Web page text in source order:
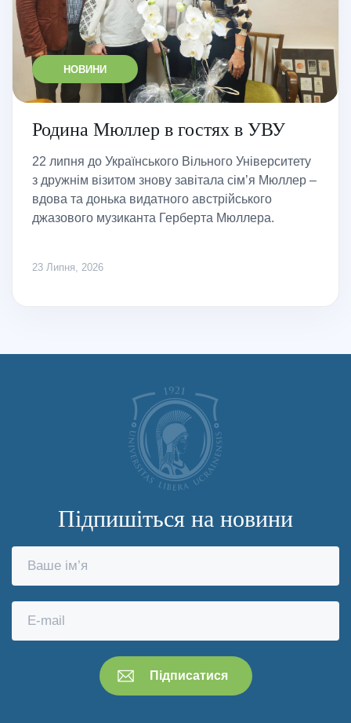
НОВИНИ
Родина Мюллер в гостях в УВУ
22 липня до Українського Вільного Університету
з дружнім візитом знову завітала сім’я Мюллер –
вдова та донька видатного австрійського
джазового музиканта Герберта Мюллера.
23 Липня, 2026
Підпишіться на новини